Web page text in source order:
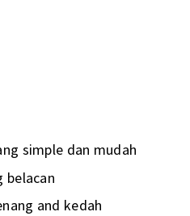
simple dan mudah
belacan
and kedah